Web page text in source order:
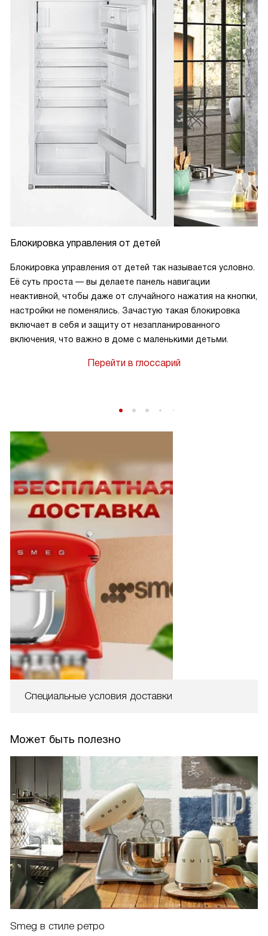
Блокировка управления от детей
Блокировка управления от детей так называется условно.
Её суть проста — вы делаете панель навигации
неактивной, чтобы даже от случайного нажатия на кнопки,
настройки не поменялись. Зачастую такая блокировка
включает в себя и защиту от незапланированного
включения, что важно в доме с маленькими детьми.
Перейти в глоссарий
Специальные условия доставки
Может быть полезно
Smeg в стиле ретро